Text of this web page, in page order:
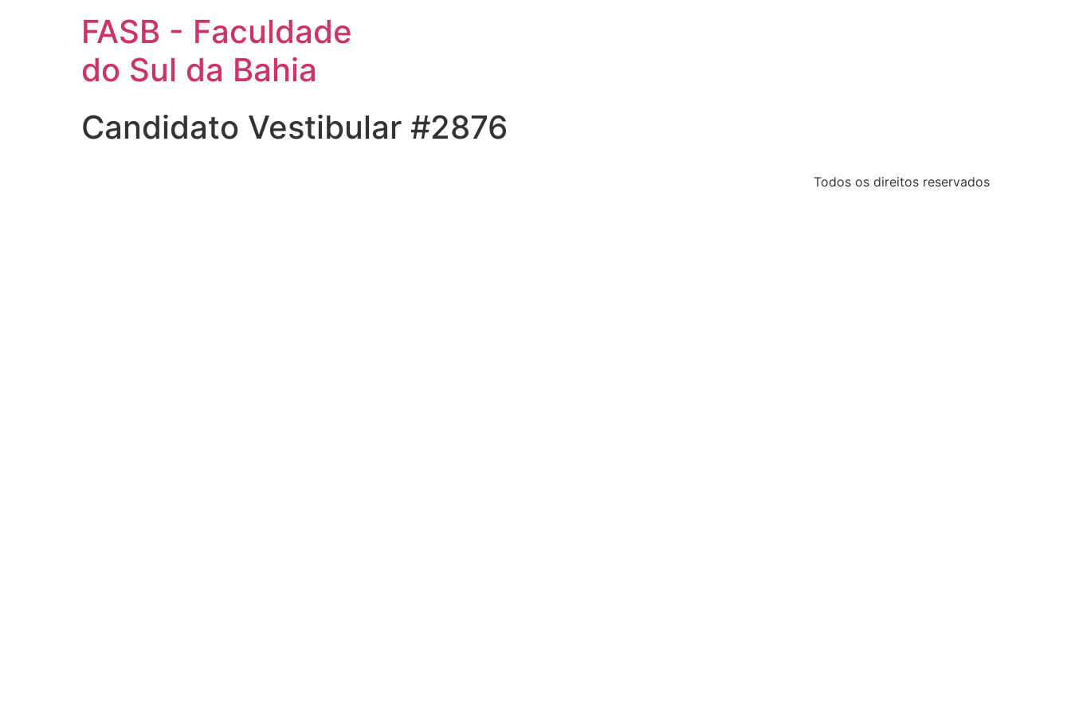
FASB - Faculdade
do Sul da Bahia
Candidato Vestibular #2876
Todos os direitos reservados